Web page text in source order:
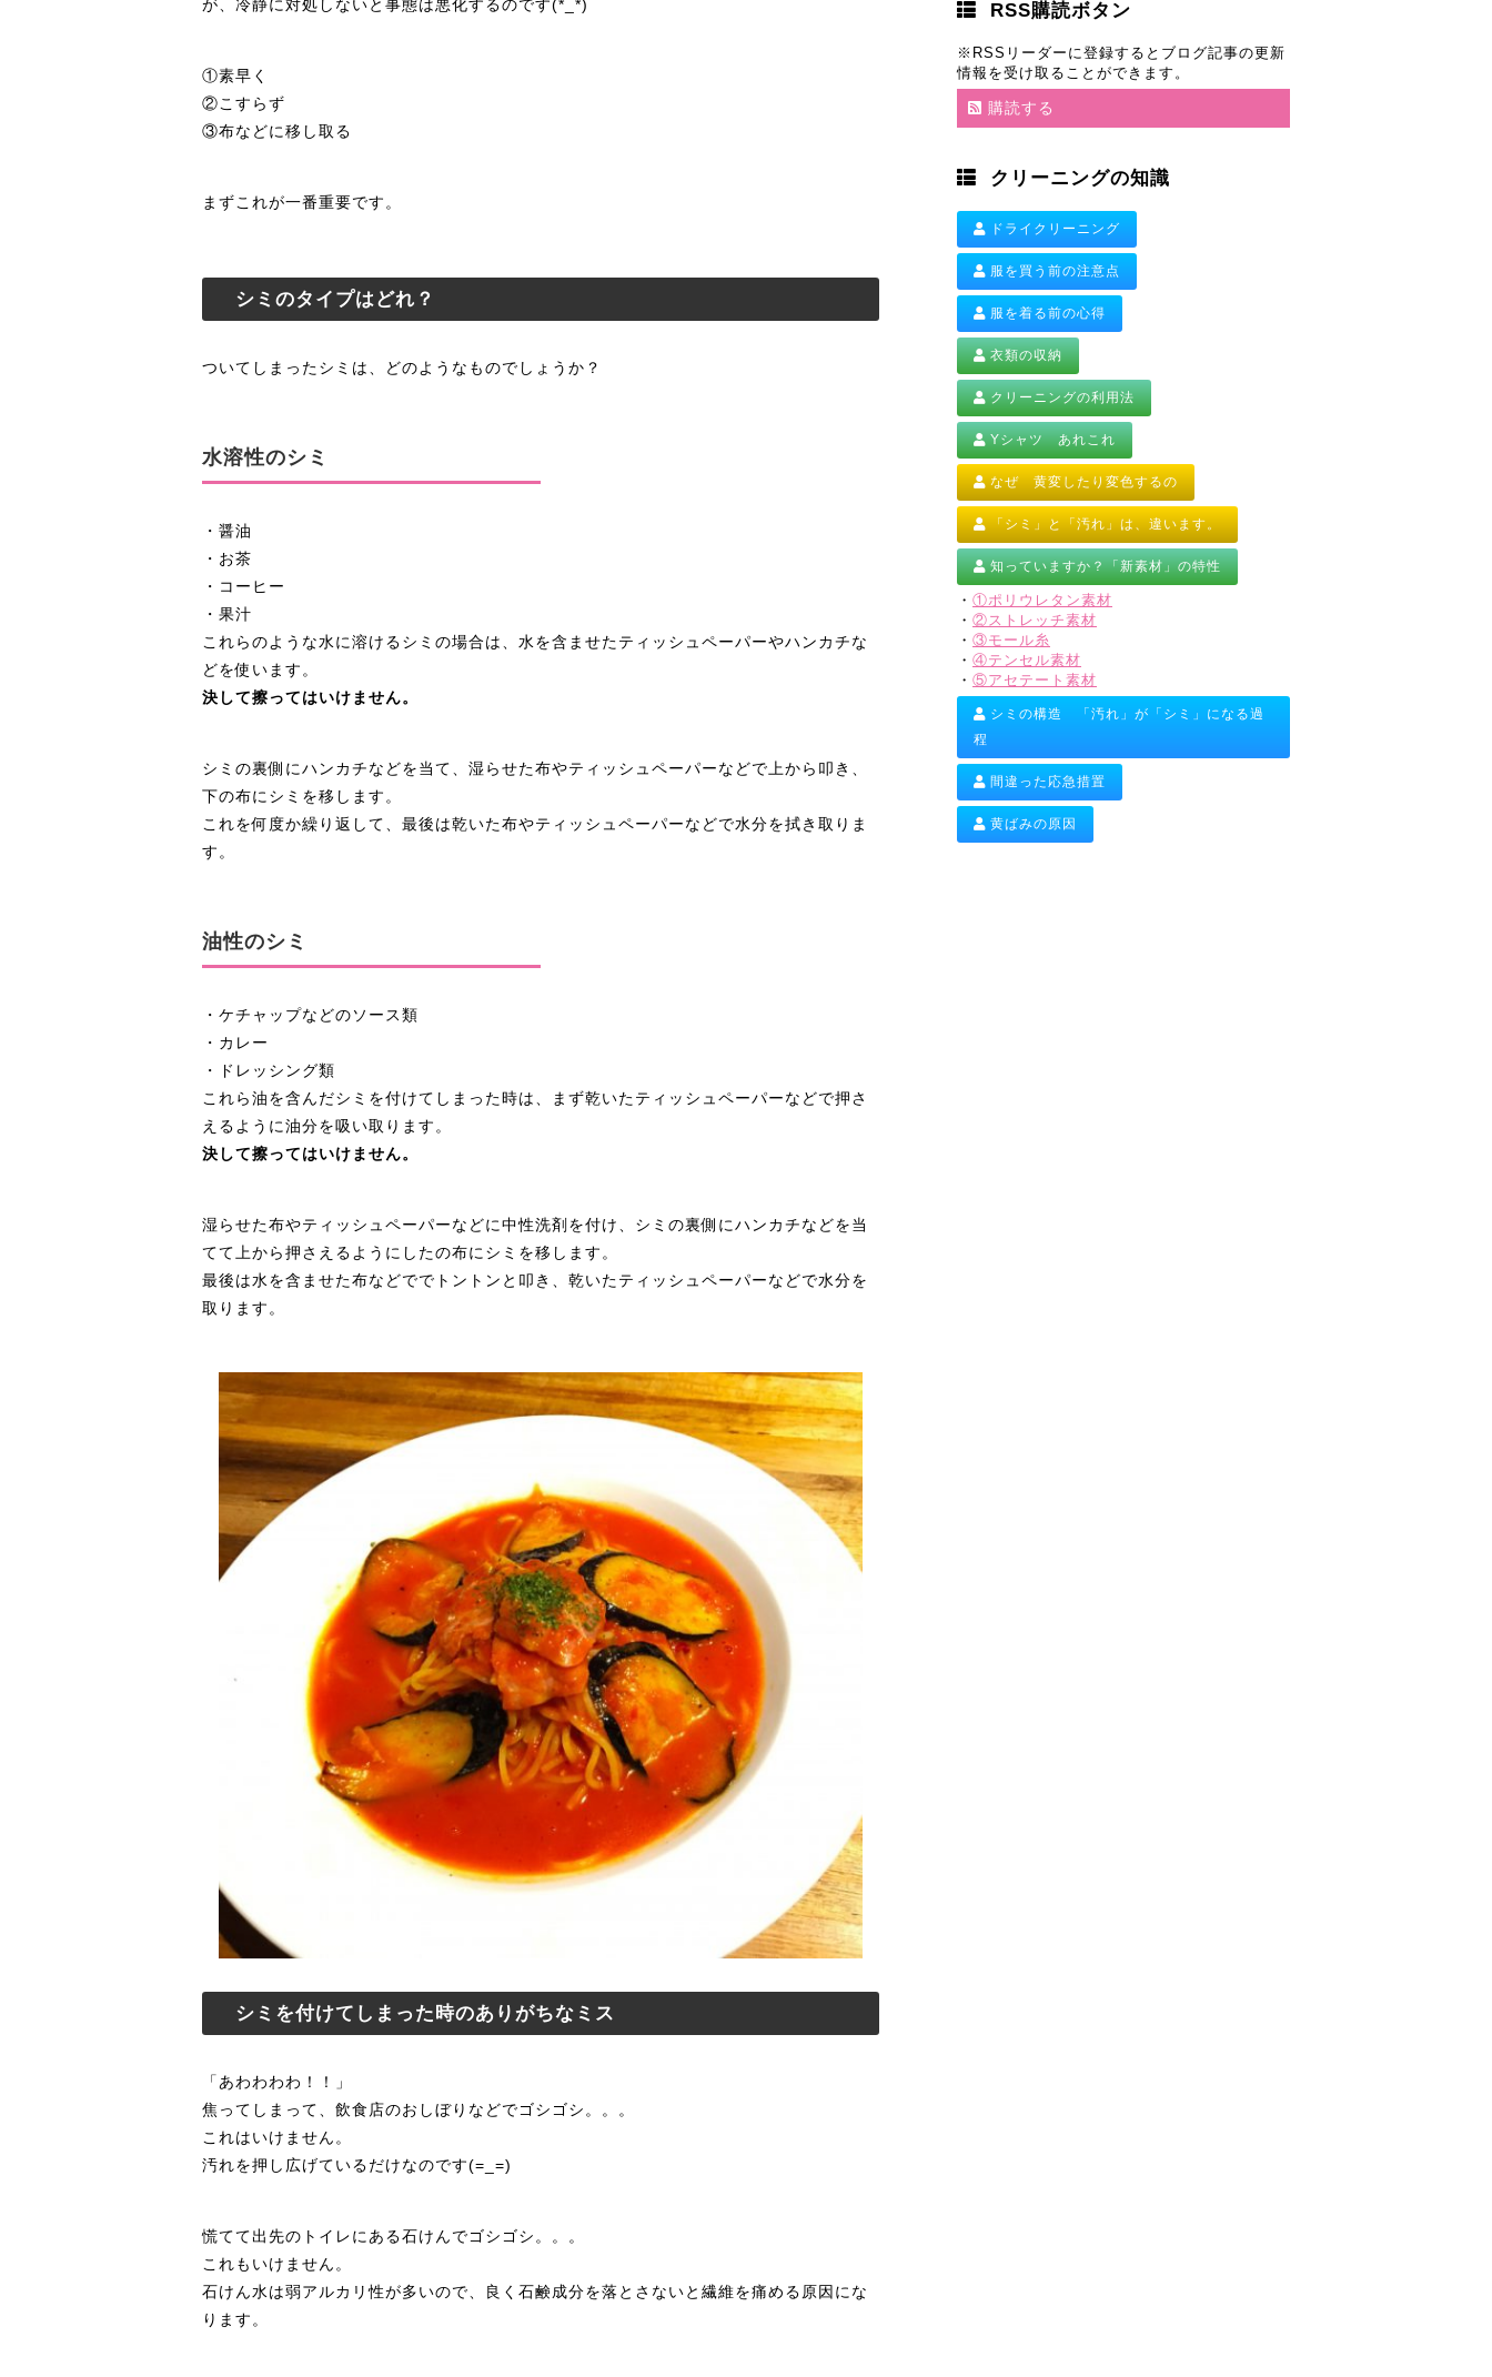
が、冷静に対処しないと事態は悪化するのです(*_*)
①素早く
②こすらず
③布などに移し取る
まずこれが一番重要です。
シミのタイプはどれ？
ついてしまったシミは、どのようなものでしょうか？
水溶性のシミ
・醤油
・お茶
・コーヒー
・果汁
これらのような水に溶けるシミの場合は、水を含ませたティッシュペーパーやハンカチな
どを使います。
決して擦ってはいけません。
シミの裏側にハンカチなどを当て、湿らせた布やティッシュペーパーなどで上から叩き、
下の布にシミを移します。
これを何度か繰り返して、最後は乾いた布やティッシュペーパーなどで水分を拭き取りま
す。
油性のシミ
・ケチャップなどのソース類
・カレー
・ドレッシング類
これら油を含んだシミを付けてしまった時は、まず乾いたティッシュペーパーなどで押さ
えるように油分を吸い取ります。
決して擦ってはいけません。
湿らせた布やティッシュペーパーなどに中性洗剤を付け、シミの裏側にハンカチなどを当
てて上から押さえるようにしたの布にシミを移します。
最後は水を含ませた布などででトントンと叩き、乾いたティッシュペーパーなどで水分を
取ります。
シミを付けてしまった時のありがちなミス
「あわわわわ！！」
焦ってしまって、飲食店のおしぼりなどでゴシゴシ。。。
これはいけません。
汚れを押し広げているだけなのです(=_=)
慌てて出先のトイレにある石けんでゴシゴシ。。。
これもいけません。
石けん水は弱アルカリ性が多いので、良く石鹸成分を落とさないと繊維を痛める原因にな
ります。
RSS購読ボタン
※RSSリーダーに登録するとブログ記事の更新
情報を受け取ることができます。
購読する
クリーニングの知識
ドライクリーニング
服を買う前の注意点
服を着る前の心得
衣類の収納
クリーニングの利用法
Yシャツ あれこれ
なぜ 黄変したり変色するの
「シミ」と「汚れ」は、違います。
知っていますか？「新素材」の特性
・ ①ポリウレタン素材
・ ②ストレッチ素材
・ ③モール糸
・ ④テンセル素材
・ ⑤アセテート素材
シミの構造 「汚れ」が「シミ」になる過
程
間違った応急措置
黄ばみの原因